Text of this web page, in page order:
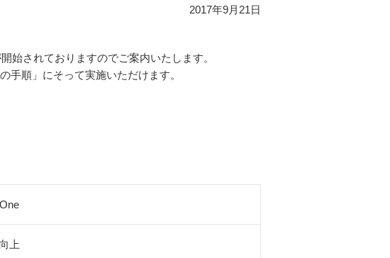
2017年9月21日
始されておりますのでご案内いたします。
手順」にそって実施いただけます。
上